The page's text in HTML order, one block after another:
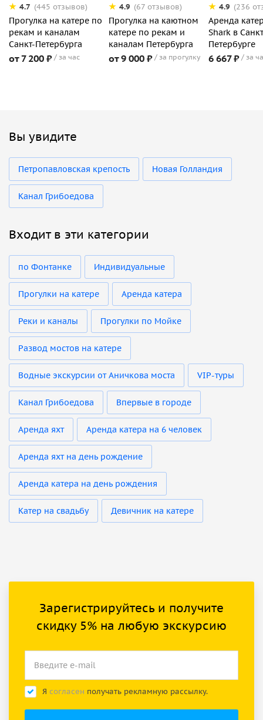
4.7 (445 отзывов)
Прогулка на катере по
рекам и каналам
Санкт-Петербурга
от 7 200 ₽ за час
4.9 (67 отзывов)
Прогулка на каютном
катере по рекам и
каналам Петербурга
от 9 000 ₽ за прогулку
4.9 (236
Аренда
Shark в
Петербурге
6 667 ₽ за
Вы увидите
Петропавловская крепость Новая Голландия
Канал Грибоедова
Входит в эти категории
по Фонтанке Индивидуальные
Прогулки на катере Аренда катера
Реки и каналы Прогулки по Мойке
Развод мостов на катере
Водные экскурсии от Аничкова моста VIP-туры
Канал Грибоедова Впервые в городе
Аренда яхт Аренда катера на 6 человек
Аренда яхт на день рождение
Аренда катера на день рождения
Катер на свадьбу Девичник на катере
Зарегистрируйтесь и получите
скидку 5% на любую экскурсию
Я согласен получать рекламную рассылку.